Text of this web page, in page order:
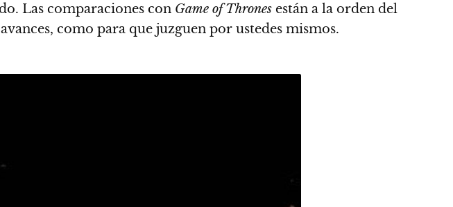
Las comparaciones con Game of Thrones están a la orden del
como para que juzguen por ustedes mismos.